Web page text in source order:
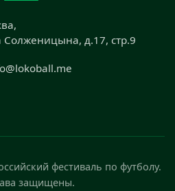
Солженицына, д.17, стр.9
фестиваль по футболу.
защищены.